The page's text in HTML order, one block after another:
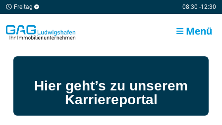
Freitag 08:30 -12:30
Menü
Hier geht’s zu unserem
Karriereportal